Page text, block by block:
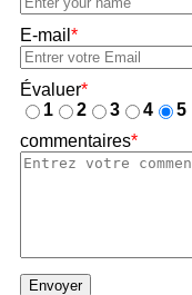
E-mail *
Évaluer*
1
2 3 4
5
commentaires*
Envoyer